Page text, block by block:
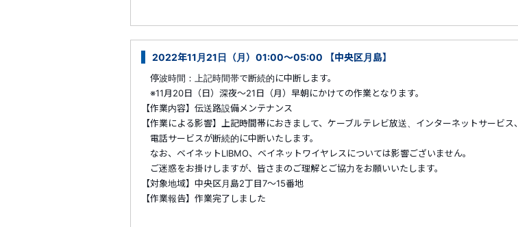
2022年11月21日（月）01:00～05:00 【中央区月島】
停波時間：上記時間帯で断続的に中断します。
※11月20日（日）深夜～21日（月）早朝にかけての作業となります。
【作業内容】伝送路設備メンテナンス
【作業による影響】上記時間帯におきまして、ケーブルテレビ放送、インターネットサービス、
電話サービスが断続的に中断いたします。
なお、ベイネットLIBMO、ベイネットワイヤレスについては影響ございません。
ご迷惑をお掛けしますが、皆さまのご理解とご協力をお願いいたします。
【対象地域】中央区月島2丁目7～15番地
【作業報告】作業完了しました